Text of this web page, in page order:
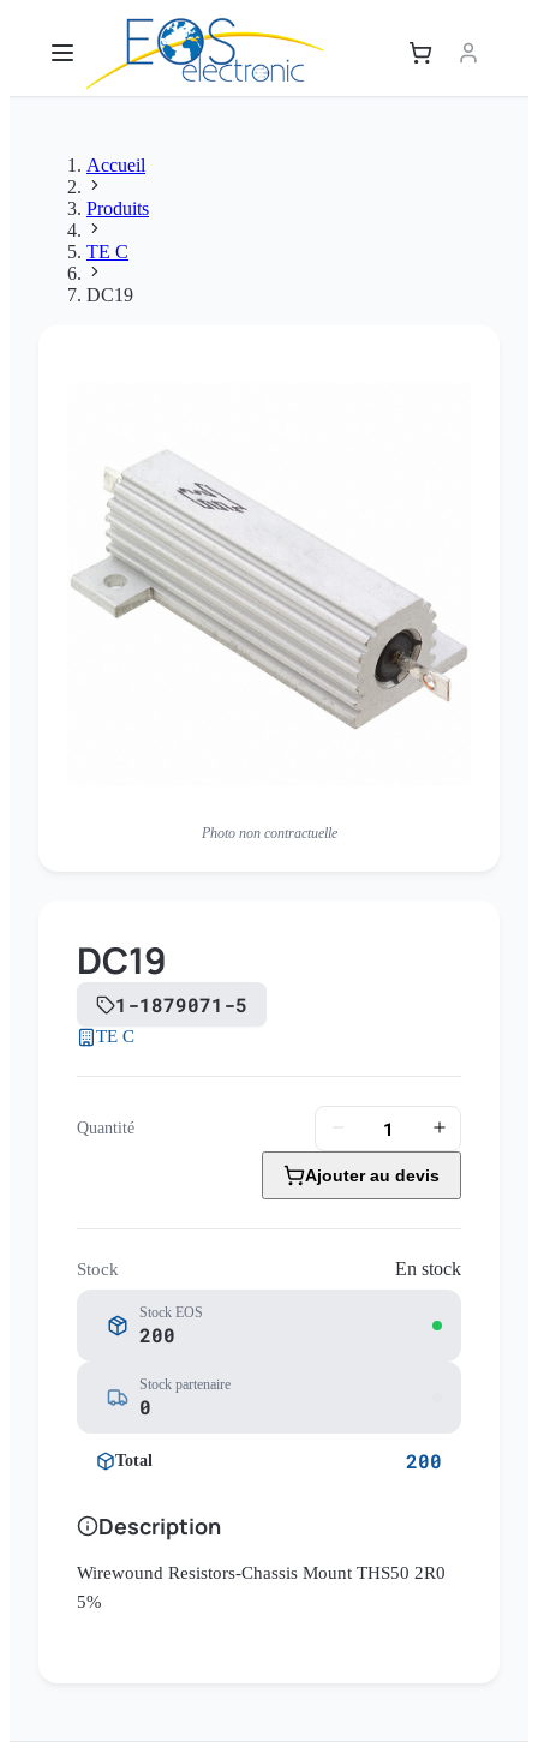
Accueil
Produits
TE C
DC19
Photo non contractuelle
DC19
1-1879071-5
TE C
Quantité
Ajouter au devis
Stock En stock
Stock EOS
200
Stock partenaire
0
Total 200
Description
Wirewound Resistors-Chassis Mount THS50 2R0
5%